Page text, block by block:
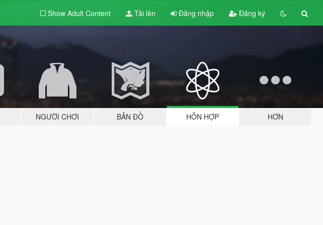
Show Adult Content Tải lên Đăng nhập Đăng ký
NGƯỜI CHƠI BẢN ĐỒ HỖN HỢP HƠN